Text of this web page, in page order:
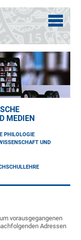
MEDIEN
PHILOLOGIE
UND
vorausgegangenen
Adressen